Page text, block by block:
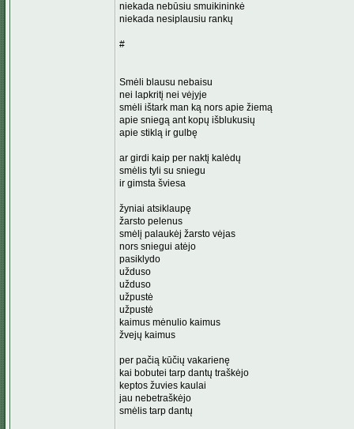
niekada nebūsiu smuikininkė
niekada nesiplausiu rankų
#
Smėli blausu nebaisu
nei lapkritį nei vėjyje
smėli ištark man ką nors apie žiemą
apie sniegą ant kopų išblukusių
apie stiklą ir gulbę
ar girdi kaip per naktį kalėdų
smėlis tyli su sniegu
ir gimsta šviesa
žyniai atsiklaupę
žarsto pelenus
smėlį palaukėj žarsto vėjas
nors sniegui atėjo
pasiklydo
užduso
užduso
užpustė
užpustė
kaimus mėnulio kaimus
žvejų kaimus
per pačią kūčių vakarienę
kai bobutei tarp dantų traškėjo
keptos žuvies kaulai
jau nebetraškėjo
smėlis tarp dantų